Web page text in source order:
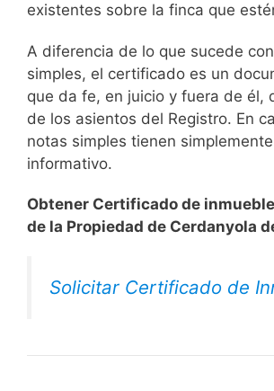
existentes sobre la finca que
A diferencia de lo que sucede
simples, el certificado es un
que da fe, en juicio y fuera de él,
de los asientos del Registro. En
notas simples tienen
informativo.
Obtener Certificado de
de la Propiedad de Cerdanyola
Solicitar Certificado de